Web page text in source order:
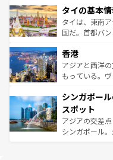
覧 を参照して
急速な発展と
ーチミン市の
醸し出してい
とつ。フォー
ひ現地で味わ
が旅行者を迎
参照してほし
タイの基本
タイは、東南
国だ。首都バ
の活気が交差
帯で自然と触
いビーチでリ
激する。気候
が待っている
た文化、そし
ける。 な
香港
アジアと西洋
もっている。
み、どこを訪
ており、効率
うな絶景から
そう。 な
シンガポー
スポット
アジアの交差
シンガポール